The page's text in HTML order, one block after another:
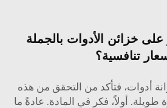
على خزائن الأدوات بالجملة
تنافسية؟
أدوات، فتأكد من التحقق من هذه
طويلة. أولاً، فكر في المادة. عادةً ما